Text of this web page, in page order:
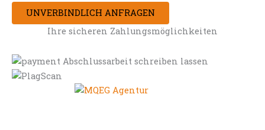
UNVERBINDLICH ANFRAGEN
Ihre sicheren Zahlungsmöglichkeiten